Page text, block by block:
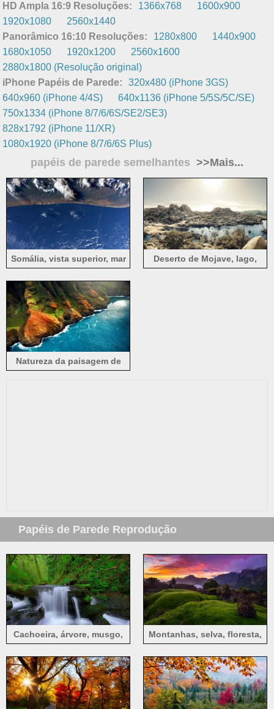
HD Ampla 16:9 Resoluções:
1366x768
1600x900
1920x1080
2560x1440
Panorâmico 16:10 Resoluções:
1280x800
1440x900
1680x1050
1920x1200
2560x1600
2880x1800 (Resolução original)
iPhone Papéis de Parede:
320x480 (iPhone 3GS)
640x960 (iPhone 4/4S)
640x1136 (iPhone 5/5S/5C/SE)
750x1334 (iPhone 8/7/6/6S/SE2/SE3)
828x1792 (iPhone 11/XR)
1080x1920 (iPhone 8/7/6/6S Plus)
papéis de parede semelhantes >>Mais...
Somália, vista superior, mar
Deserto de Mojave, lago,
Natureza da paisagem de
Papéis de Parede Reprodução
Cachoeira, árvore, musgo,
Montanhas, selva, floresta,